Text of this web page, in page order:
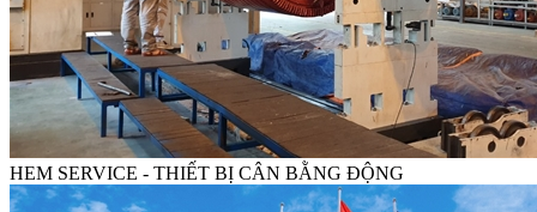
HEM SERVICE - THIẾT BỊ CÂN BẰNG ĐỘNG